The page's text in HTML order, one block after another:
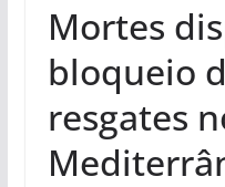
Mortes
bloqueio
resgates